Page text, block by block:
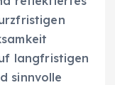
langfristigen
sinnvolle